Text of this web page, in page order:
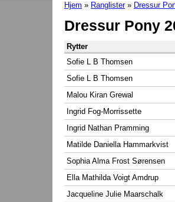
Du er her
Hjem » Ranglister» Dressur
Dressur Pony
Rytter
Sofie L B Thomsen
Sofie L B Thomsen
Malou Kiran Grewal
Ingrid Fog-Morrissette
Ingrid Nathan Pramming
Matilde Daniella Hammarkvist
Sophia Alma Frost Sørensen
Ella Mathilda Voigt Amdrup
Jacqueline Julie Maarschalk